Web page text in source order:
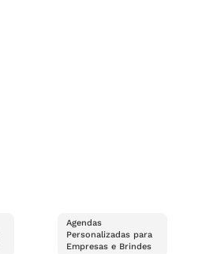
Agendas
Personalizadas para
Empresas e Brindes